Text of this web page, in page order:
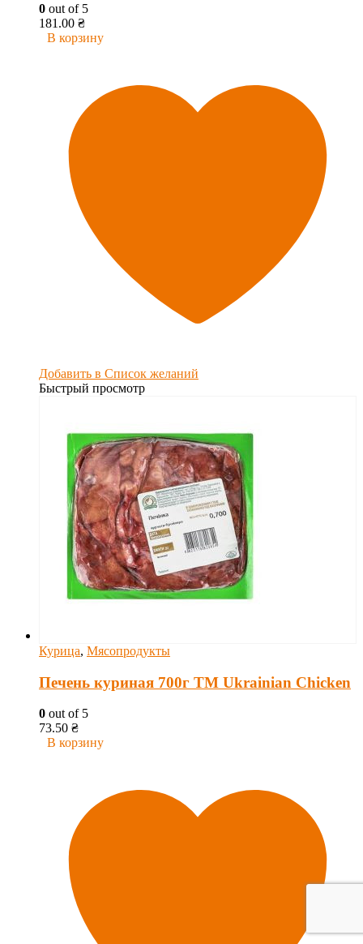
0 out of 5
181.00 ₴
В корзину
Добавить в Список желаний
Быстрый просмотр
Курица, Мясопродукты
Печень куриная 700г ТМ Ukrainian Chicken
0 out of 5
73.50 ₴
В корзину